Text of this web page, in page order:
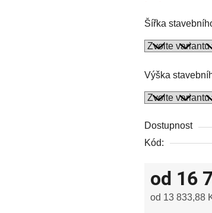
Šířka
Výška
Dostupnost
Kód:
od 16
od 13 833,88